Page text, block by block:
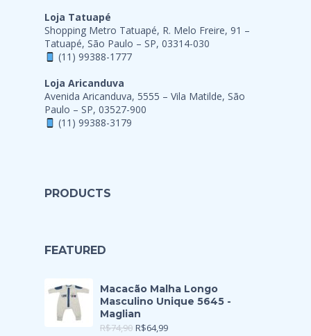
Loja Tatuapé
Shopping Metro Tatuapé, R. Melo Freire, 91 –
Tatuapé, São Paulo – SP, 03314-030
(11) 99388-1777
Loja Aricanduva
Avenida Aricanduva, 5555 – Vila Matilde, São
Paulo – SP, 03527-900
(11) 99388-3179
PRODUCTS
FEATURED
Macacão Malha Longo
Masculino Unique 5645 -
Maglian
R$74,90 R$64,99